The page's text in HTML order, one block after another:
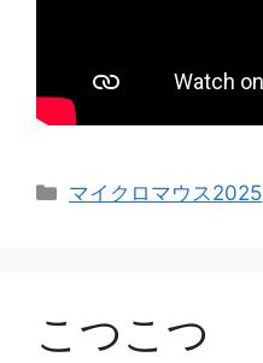
カ
マイクロマウス2025
こつこつ